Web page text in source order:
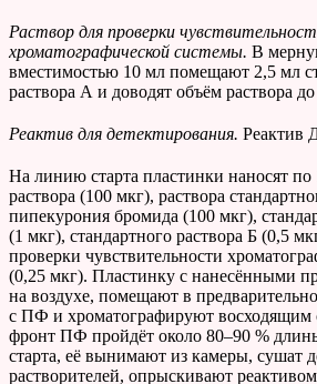
Раствор для проверки
хроматографической системы. В
вместимостью 10 мл помещают 2,5 мл
раствора А и доводят объём раствора
Реактив для детектирования. Реактив
На линию старта пластинки наносят
раствора (100 мкг), раствора
пипекурония бромида (100 мкг),
(1 мкг), стандартного раствора Б (0,5
проверки чувствительности
(0,25 мкг). Пластинку с нанесёнными
на воздухе, помещают в
с ПФ и хроматографируют восходящим
фронт ПФ пройдёт около 80–90 %
старта, её вынимают из камеры, сушат
растворителей, опрыскивают